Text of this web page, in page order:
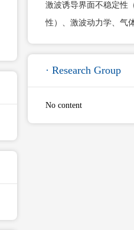
激波诱导界面不稳定性
性）、激波动力学、气
· Research Group
No content